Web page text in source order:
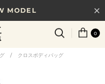
MODEL
円以上で送料無料
新しいギフトガイド
0
/ クロスボディバッグ